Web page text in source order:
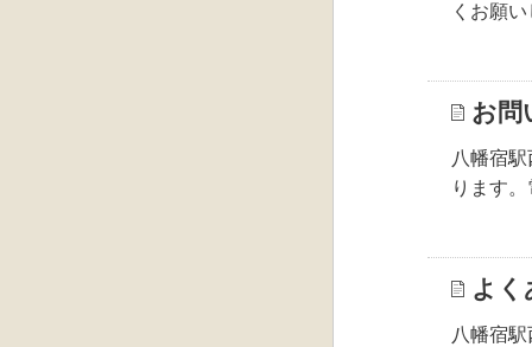
くお願
お問
八幡宿
ります
よく
八幡宿